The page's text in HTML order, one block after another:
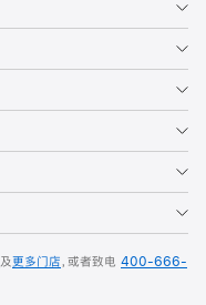
及更多门店，或者致电 400-666-